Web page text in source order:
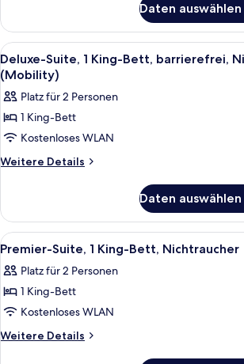
2 Queen-
Betten,
Nichtraucher
Daten
Alle
Fotos
für
Deluxe-
Suite,
1 King-
Bett,
(Mobility)
anzeigen
Ein
11
Deluxe-Suite, 1 King-Bett, barrierefrei,
(Mobility)
Platz für 2 Personen
1 King-Bett
Kostenloses WLAN
Weitere Details
Weitere
Suite,
1 King-
Bett,
Nichtraucher
(Mobility)
Daten
Alle
Fotos
für
Premier-
Suite,
1 King-
Ein
8
Premier-Suite, 1 King-Bett, Nichtraucher
Platz für 2 Personen
1 King-Bett
Kostenloses WLAN
Weitere Details
Weitere